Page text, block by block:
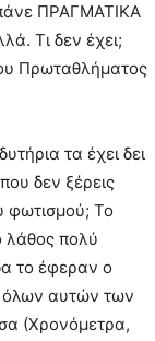
ΠΡΑΓΜΑΤΙΚΑ
Τι δεν έχει;
Πρωταθλήματος
τα έχει δει
δεν ξέρεις
φωτισμού; Το
λάθος πολύ
το έφεραν ο
όλων αυτών των
(Χρονόμετρα,